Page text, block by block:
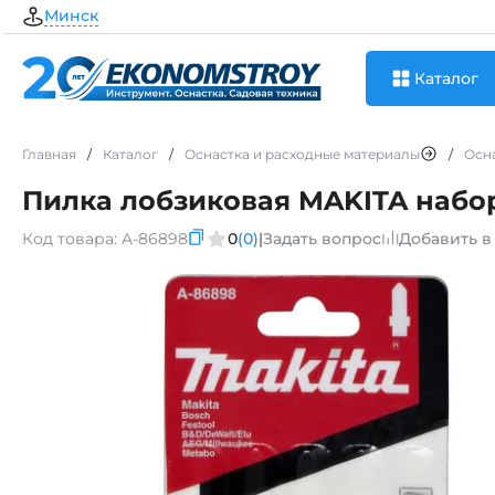
Минск
Каталог
Главная / Каталог / Оснастка и расходные материалы /
Пилка лобзиковая MAKITA
Код товара: A-86898 0(0)|Задать вопрос Добавить